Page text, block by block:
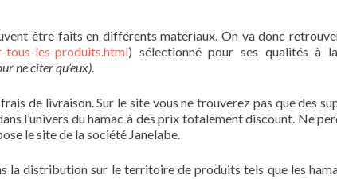
être faits en différents matériaux. On va donc
tous-les-produits.html) sélectionné pour ses qualités à
ne citer qu’eux).
de livraison. Sur le site vous ne trouverez pas que des
l’univers du hamac à des prix totalement discount. Ne
le site de la société Janelabe.
la distribution sur le territoire de produits tels que les